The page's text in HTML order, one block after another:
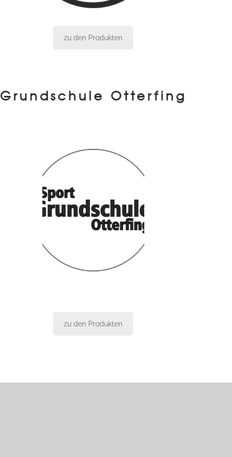
zu den Produkten
Grundschule Otterfing
zu den Produkten